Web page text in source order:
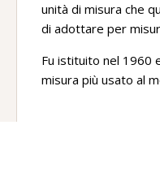
unità di misura che
di adottare per
Fu istituito nel 1960
misura più usato al